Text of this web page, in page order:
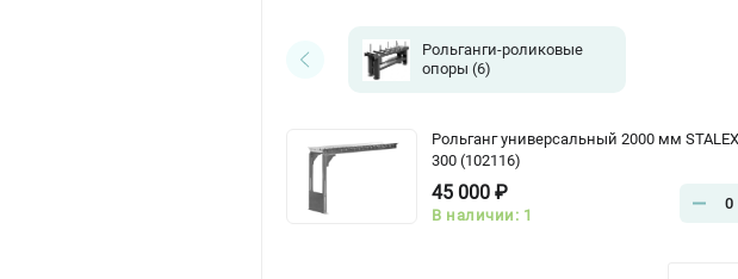
Рольганги-роликовые
опоры (6)
Рольганг универсальный 2000 мм
300 (102116)
45 000 ₽
В наличии: 1
0